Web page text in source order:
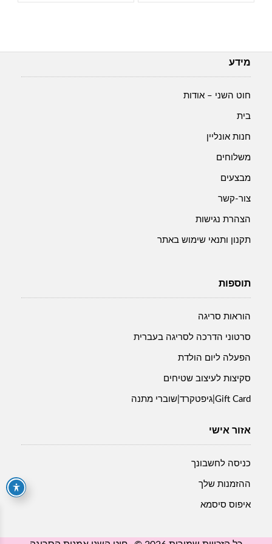
מידע
חוט השני – אודות
בית
חנות אונליין
משלוחים
מבצעים
צור-קשר
הצהרת נגישות
תקנון ותנאי שימוש באתר
תוספות
הוראות סריגה
סרטוני הדרכה לסריגה בעברית
הפעלה ליום הולדת
סקיצות לעיצוב שטיחים
Gift Card|גיפטקרד|שוברי מתנה
אזור אישי
כניסה לחשבונך
ההזמנות שלך
איפוס סיסמא